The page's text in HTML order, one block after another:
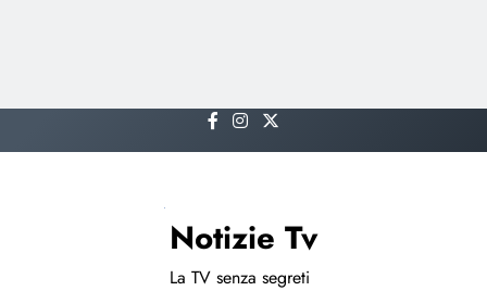
to
Notizie Tv
La TV senza segreti